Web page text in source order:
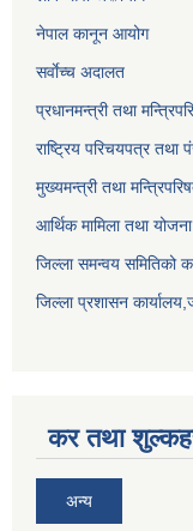
नेपाल कानून आयोग
सर्वाेच्च अदालत
प्रधानमन्त्री तथा
राष्ट्रिय परिचयपत्र तथा
मुख्यमन्त्री तथा
आर्थिक मामिला तथा
जिल्ला समन्वय समितिको
जिल्ला प्रशासन
कर तथा
अन्य